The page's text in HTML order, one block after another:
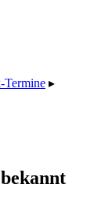
Termine ▸